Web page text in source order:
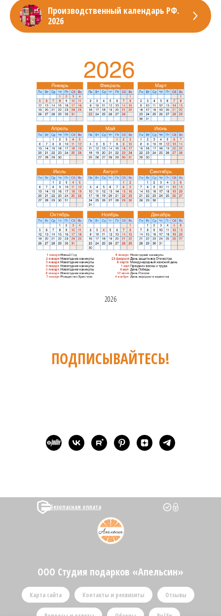
Производственный календарь РФ.
2026
2026
ПОДПИСЫВАЙТЕСЬ!
безопасная оплата
ООО Студия подарков «Апельсин»
Карта сайта Контакты и реквизиты Отзывы